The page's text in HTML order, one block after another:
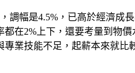
調幅是4.5%，已高於經濟
在2%上下，還要考量到物
業技能不足，起薪本來就